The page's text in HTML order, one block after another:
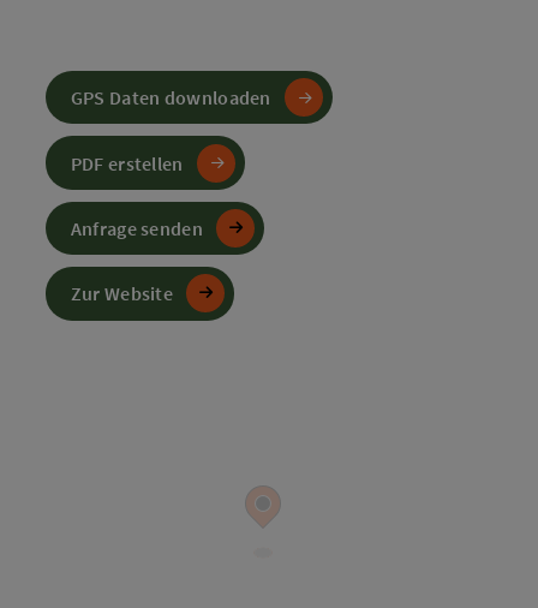
GPS Daten downloaden
PDF erstellen
Anfrage senden
Zur Website